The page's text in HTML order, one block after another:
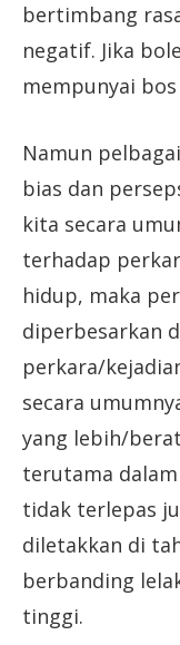
bertimbang
negatif. Jika
mempunyai
Namun
bias dan
kita secara
terhadap
hidup, maka
diperbesarkan
perkara/
secara
yang lebih/
terutama
tidak terlepas
diletakkan di
berbanding
tinggi.